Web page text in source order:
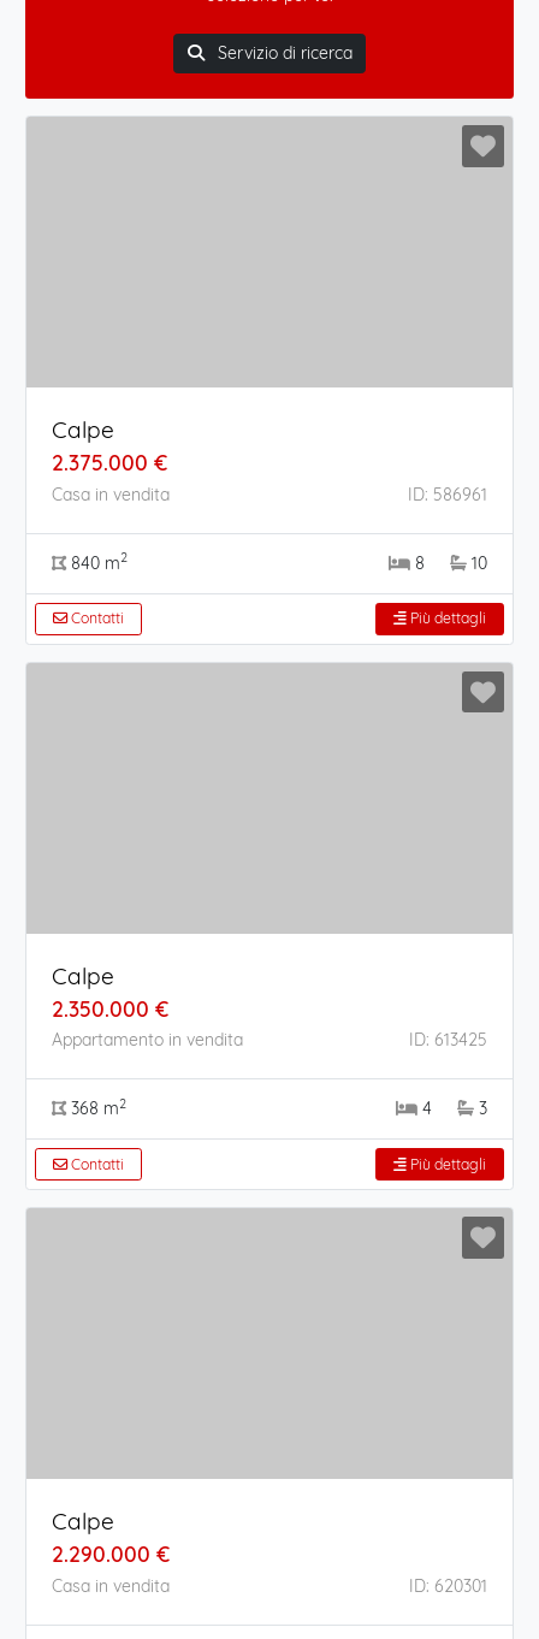
Servizio di ricerca
Calpe
2.375.000 €
Casa in vendita ID: 586961
840 m2 8 10
Contatti Più dettagli
Calpe
2.350.000 €
Appartamento in vendita ID: 613425
368 m2 4 3
Contatti Più dettagli
Calpe
2.290.000 €
Casa in vendita ID: 620301